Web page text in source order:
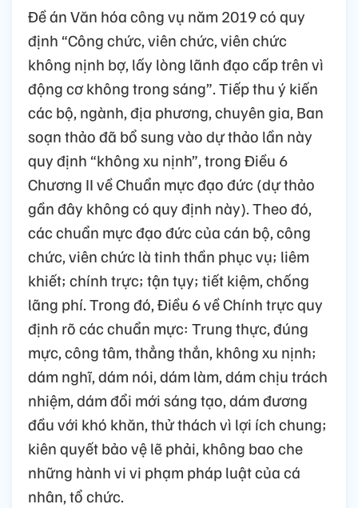
Đề án Văn hóa công vụ năm 2019 có quy
định “Công chức, viên chức, viên chức
không nịnh bợ, lấy lòng lãnh đạo cấp trên vì
động cơ không trong sáng”. Tiếp thu ý kiến
các bộ, ngành, địa phương, chuyên gia, Ban
soạn thảo đã bổ sung vào dự thảo lần này
quy định “không xu nịnh”, trong Điều 6
Chương II về Chuẩn mực đạo đức (dự thảo
gần đây không có quy định này). Theo đó,
các chuẩn mực đạo đức của cán bộ, công
chức, viên chức là tinh thần phục vụ; liêm
khiết; chính trực; tận tụy; tiết kiệm, chống
lãng phí. Trong đó, Điều 6 về Chính trực quy
định rõ các chuẩn mực: Trung thực, đúng
mực, công tâm, thẳng thắn, không xu nịnh;
dám nghĩ, dám nói, dám làm, dám chịu trách
nhiệm, dám đổi mới sáng tạo, dám đương
đầu với khó khăn, thử thách vì lợi ích chung;
kiên quyết bảo vệ lẽ phải, không bao che
những hành vi vi phạm pháp luật của cá
nhân, tổ chức.